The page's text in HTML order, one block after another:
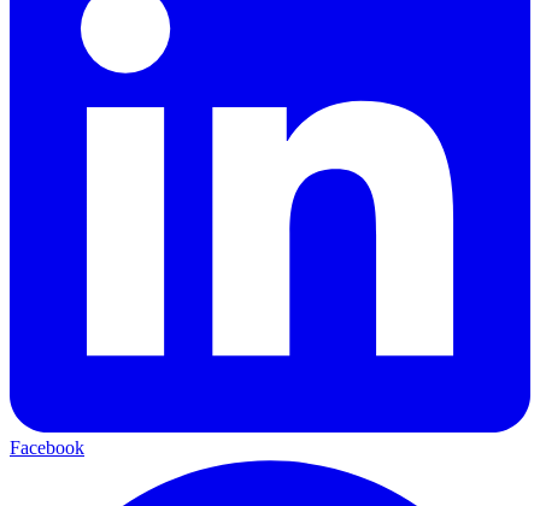
Facebook